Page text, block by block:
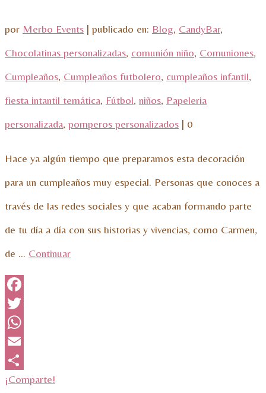
por Merbo Events | publicado en: Blog, CandyBar,
Chocolatinas personalizadas, comunión niño, Comuniones,
Cumpleaños, Cumpleaños futbolero, cumpleaños infantil,
fiesta intantil temática, Fútbol, niños, Papeleria
personalizada, pomperos personalizados | 0
Hace ya algún tiempo que preparamos esta decoración
para un cumpleaños muy especial. Personas que conoces a
través de las redes sociales y que acaban formando parte
de tu día a día con sus historias y vivencias, como Carmen,
de … Continuar
Facebook
Twitter
WhatsApp
Email
¡Comparte!